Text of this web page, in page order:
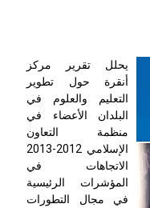
يحلل تقرير مركز
أنقرة حول تطوير
التعليم والعلوم في
البلدان الأعضاء في
منظمة التعاون
الإسلامي 2012-2013
الاتجاهات في
المؤشرات الرئيسية
في مجال التطورات